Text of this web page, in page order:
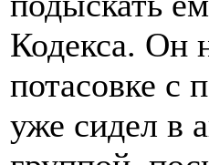
Кодекса. Он
потасовке с
уже сидел в